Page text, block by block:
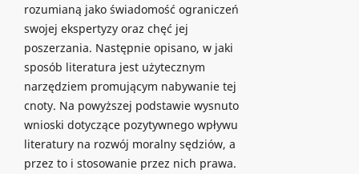
rozumianą jako świadomość ograniczeń
swojej ekspertyzy oraz chęć jej
poszerzania. Następnie opisano, w jaki
sposób literatura jest użytecznym
narzędziem promującym nabywanie tej
cnoty. Na powyższej podstawie wysnuto
wnioski dotyczące pozytywnego wpływu
literatury na rozwój moralny sędziów, a
przez to i stosowanie przez nich prawa.